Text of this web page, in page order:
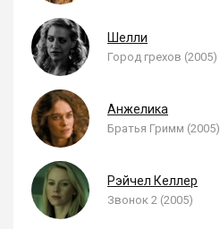
Шелли
Город грехов (2005)
Анжелика
Братья Гримм (2005)
Рэйчел Келлер
Звонок 2 (2005)